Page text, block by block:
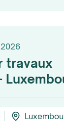
travaux